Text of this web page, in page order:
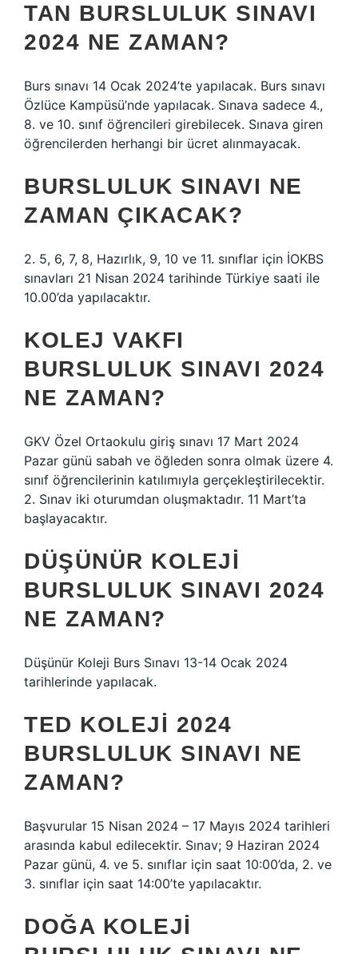
TAN BURSLULUK SINAVI
2024 NE ZAMAN?
Burs sınavı 14 Ocak 2024’te yapılacak. Burs sınavı
Özlüce Kampüsü’nde yapılacak. Sınava sadece 4.,
8. ve 10. sınıf öğrencileri girebilecek. Sınava giren
öğrencilerden herhangi bir ücret alınmayacak.
BURSLULUK SINAVI NE
ZAMAN ÇIKACAK?
2. 5, 6, 7, 8, Hazırlık, 9, 10 ve 11. sınıflar için İOKBS
sınavları 21 Nisan 2024 tarihinde Türkiye saati ile
10.00’da yapılacaktır.
KOLEJ VAKFI
BURSLULUK SINAVI 2024
NE ZAMAN?
GKV Özel Ortaokulu giriş sınavı 17 Mart 2024
Pazar günü sabah ve öğleden sonra olmak üzere 4.
sınıf öğrencilerinin katılımıyla gerçekleştirilecektir.
2. Sınav iki oturumdan oluşmaktadır. 11 Mart’ta
başlayacaktır.
DÜŞÜNÜR KOLEJI
BURSLULUK SINAVI 2024
NE ZAMAN?
Düşünür Koleji Burs Sınavı 13-14 Ocak 2024
tarihlerinde yapılacak.
TED KOLEJI 2024
BURSLULUK SINAVI NE
ZAMAN?
Başvurular 15 Nisan 2024 – 17 Mayıs 2024 tarihleri ​​
arasında kabul edilecektir. Sınav; 9 Haziran 2024
Pazar günü, 4. ve 5. sınıflar için saat 10:00’da, 2. ve
3. sınıflar için saat 14:00’te yapılacaktır.
DOĞA KOLEJI